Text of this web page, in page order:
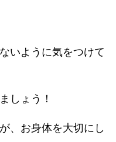
いように気をつけて
しょう！
、お身体を大切にし